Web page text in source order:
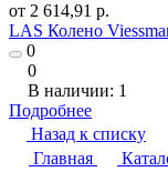
от 2 614,91 р.
LAS Колено
0
0
В наличии: 1
Подробнее
Назад к списку
Главная